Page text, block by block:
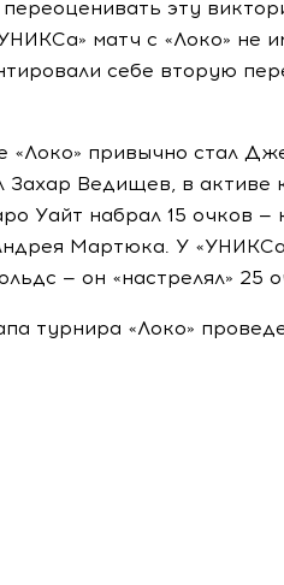
эту
матч с «Локо» не
себе вторую
«Локо» привычно стал
Ведищев, в активе
Уайт набрал 15 очков —
Мартюка. У
— он «настрелял» 25
турнира «Локо»